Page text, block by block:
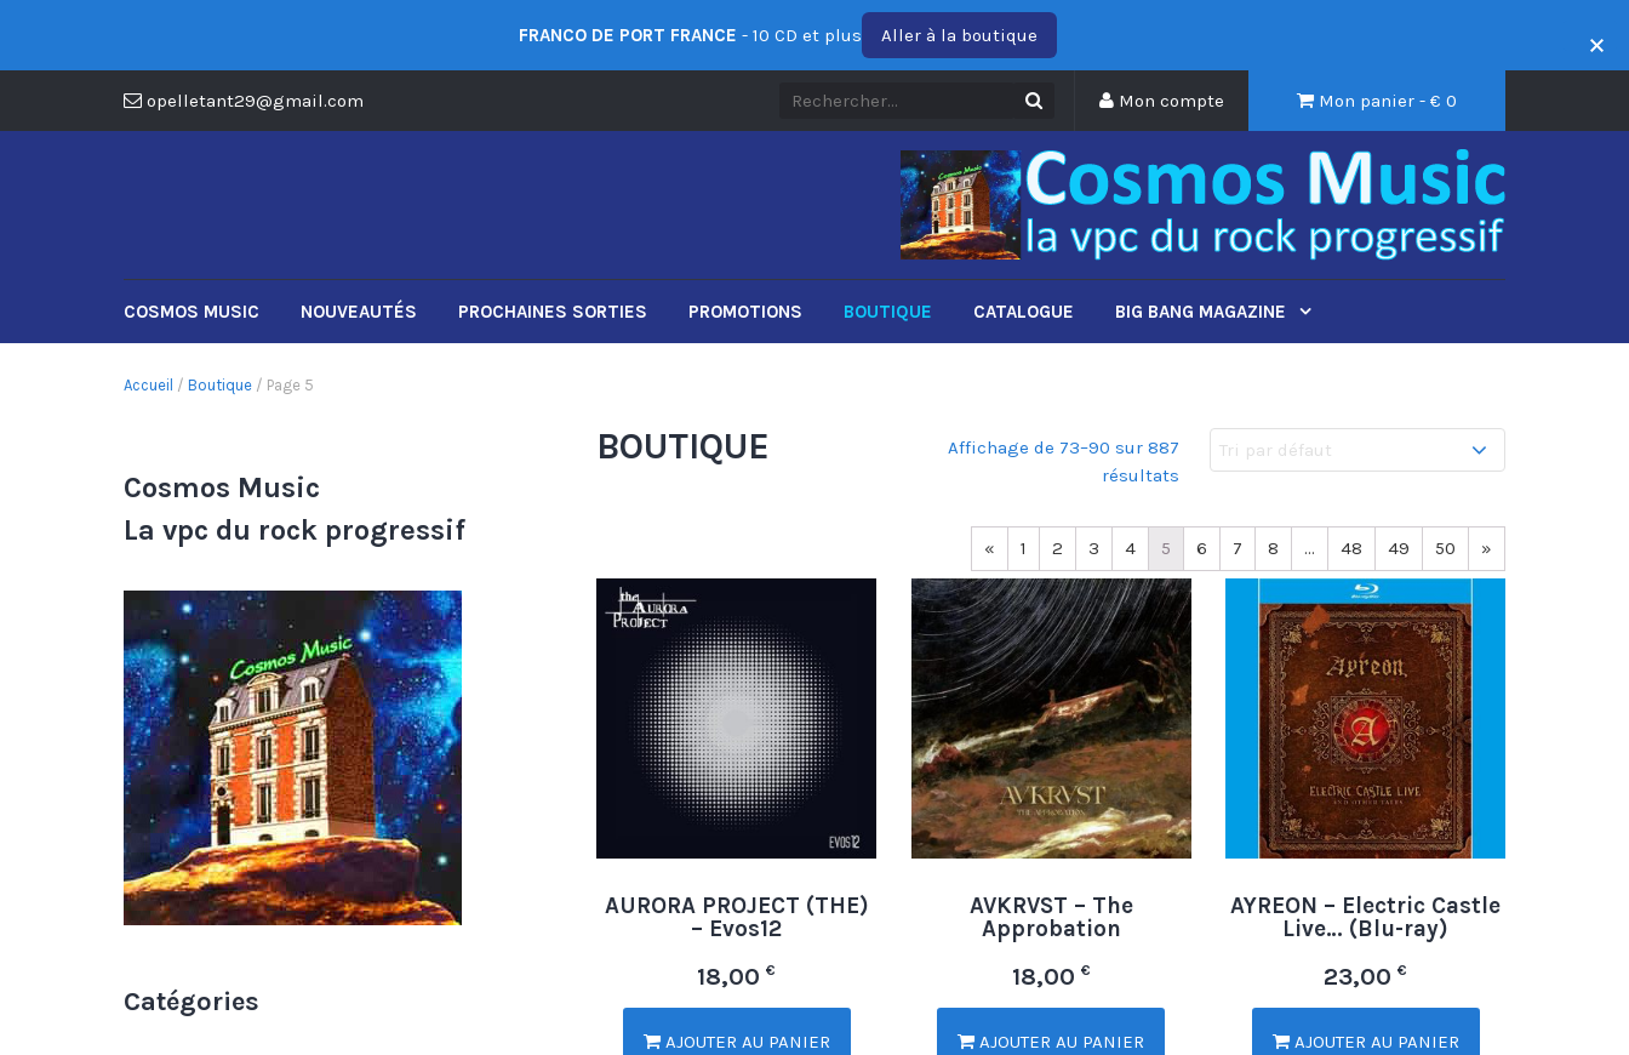
opelletant29@gmail.com Mon panier - € 0
Mon compte
COSMOS MUSIC NOUVEAUTÉS PROCHAINES SORTIES PROMOTIONS BOUTIQUE CATALOGUE BIG BANG MAGAZINE
Accueil / Boutique / Page 5
Cosmos Music
La vpc du rock progressif
Catégories
BOUTIQUE
Affichage de 73–90 sur 887
résultats
« 1 2 3 4 5 6 7 8 … 48 49 50 »
AURORA PROJECT (THE)
– Evos12
18,00 €
AJOUTER AU PANIER
AVKRVST – The
Approbation
18,00 €
AJOUTER AU PANIER
AYREON – Electric Castle
Live… (Blu-ray)
23,00 €
AJOUTER AU PANIER
FRANCO DE PORT FRANCE - 10 CD et plus Aller à la boutique